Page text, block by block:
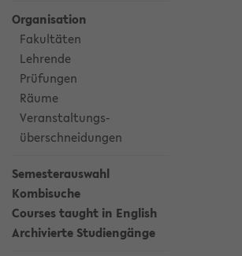
Organisation
Fakultäten
Lehrende
Prüfungen
Räume
Veranstaltungs-
überschneidungen
Semesterauswahl
Kombisuche
Courses taught in English
Archivierte Studiengänge